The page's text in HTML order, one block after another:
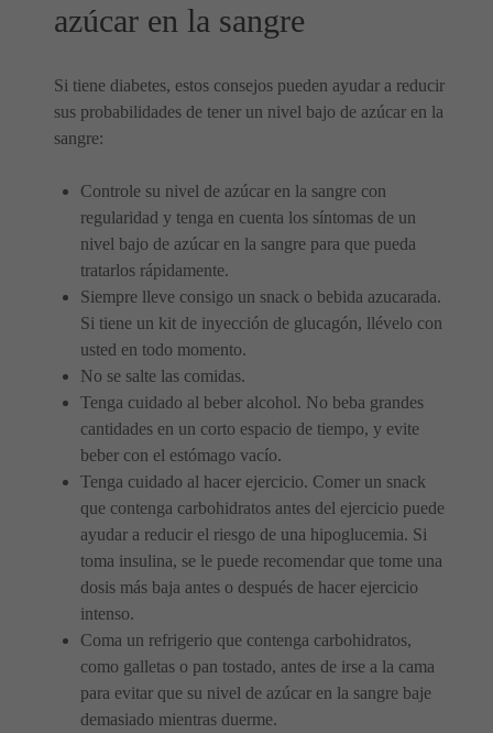
azúcar en la sangre
Si tiene diabetes, estos consejos pueden ayudar a reducir
sus probabilidades de tener un nivel bajo de azúcar en la
sangre:
Controle su nivel de azúcar en la sangre con
regularidad y tenga en cuenta los síntomas de un
nivel bajo de azúcar en la sangre para que pueda
tratarlos rápidamente.
Siempre lleve consigo un snack o bebida azucarada.
Si tiene un kit de inyección de glucagón, llévelo con
usted en todo momento.
No se salte las comidas.
Tenga cuidado al beber alcohol. No beba grandes
cantidades en un corto espacio de tiempo, y evite
beber con el estómago vacío.
Tenga cuidado al hacer ejercicio. Comer un snack
que contenga carbohidratos antes del ejercicio puede
ayudar a reducir el riesgo de una hipoglucemia. Si
toma insulina, se le puede recomendar que tome una
dosis más baja antes o después de hacer ejercicio
intenso.
Coma un refrigerio que contenga carbohidratos,
como galletas o pan tostado, antes de irse a la cama
para evitar que su nivel de azúcar en la sangre baje
demasiado mientras duerme.